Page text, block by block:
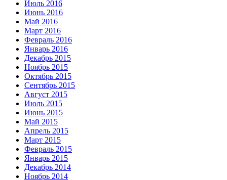
Июль 2016
Июнь 2016
Май 2016
Март 2016
Февраль 2016
Январь 2016
Декабрь 2015
Ноябрь 2015
Октябрь 2015
Сентябрь 2015
Август 2015
Июль 2015
Июнь 2015
Май 2015
Апрель 2015
Март 2015
Февраль 2015
Январь 2015
Декабрь 2014
Ноябрь 2014